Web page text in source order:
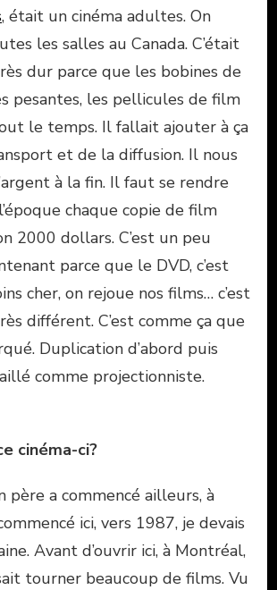
, était un cinéma adultes. On
les salles au Canada. C’était
dur parce que les bobines de
pesantes, les pellicules de film
le temps. Il fallait ajouter à ça
et de la diffusion. Il nous
à la fin. Il faut se rendre
chaque copie de film
2000 dollars. C’est un peu
parce que le DVD, c’est
cher, on rejoue nos films… c’est
différent. C’est comme ça que
Duplication d’abord puis
comme projectionniste.
cinéma-ci?
père a commencé ailleurs, à
ici, vers 1987, je devais
Avant d’ouvrir ici, à Montréal,
tourner beaucoup de films. Vu